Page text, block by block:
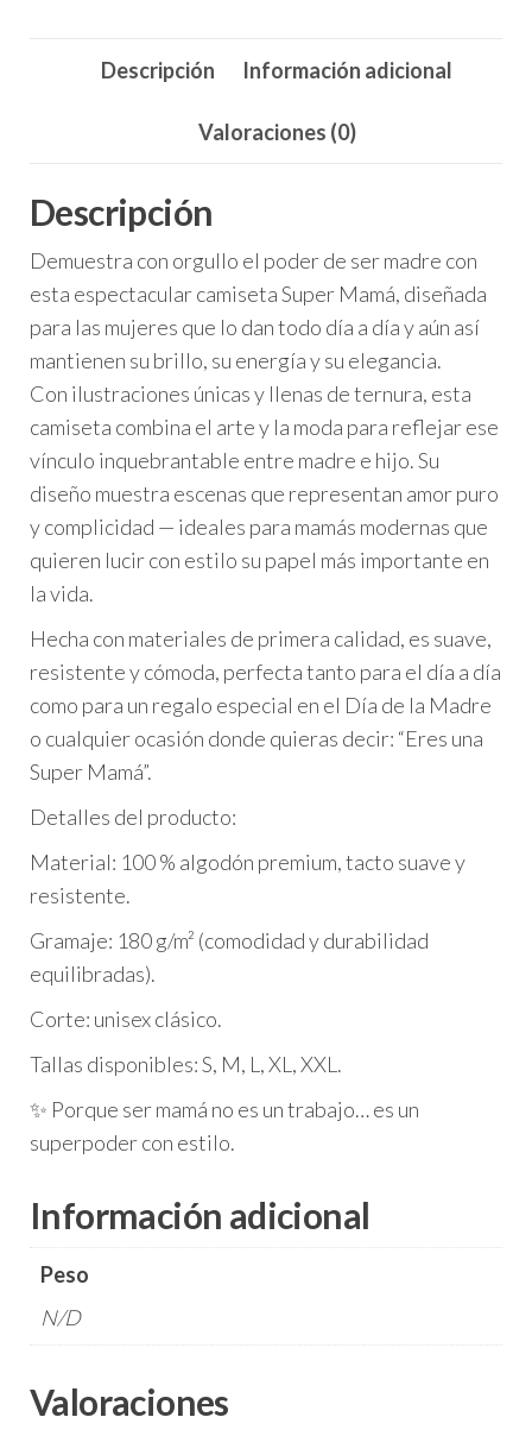
Descripción Información adicional
Valoraciones (0)
Descripción
Demuestra con orgullo el poder de ser madre con
esta espectacular camiseta Super Mamá, diseñada
para las mujeres que lo dan todo día a día y aún así
mantienen su brillo, su energía y su elegancia.
Con ilustraciones únicas y llenas de ternura, esta
camiseta combina el arte y la moda para reflejar ese
vínculo inquebrantable entre madre e hijo. Su
diseño muestra escenas que representan amor puro
y complicidad — ideales para mamás modernas que
quieren lucir con estilo su papel más importante en
la vida.
Hecha con materiales de primera calidad, es suave,
resistente y cómoda, perfecta tanto para el día a día
como para un regalo especial en el Día de la Madre
o cualquier ocasión donde quieras decir: “Eres una
Super Mamá”.
Detalles del producto:
Material: 100 % algodón premium, tacto suave y
resistente.
Gramaje: 180 g/m² (comodidad y durabilidad
equilibradas).
Corte: unisex clásico.
Tallas disponibles: S, M, L, XL, XXL.
✨ Porque ser mamá no es un trabajo… es un
superpoder con estilo.
Información adicional
Peso
N/D
Valoraciones